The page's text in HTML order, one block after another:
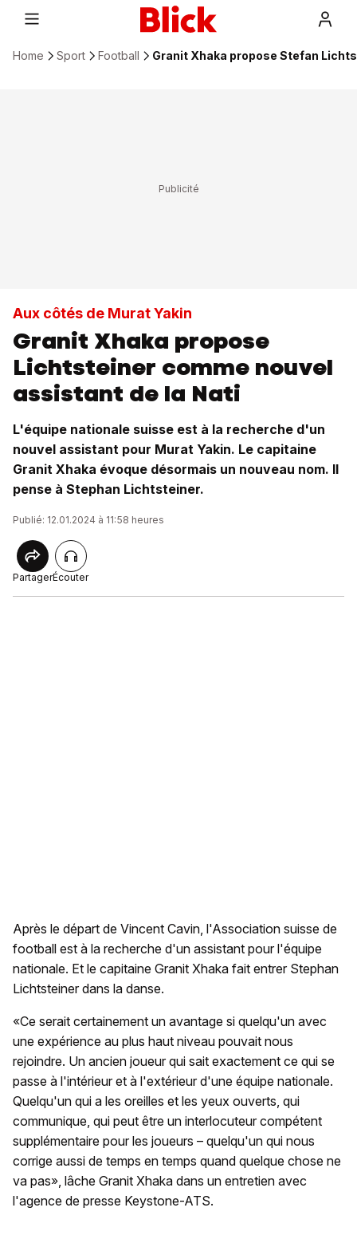
Home Sport Football Granit Xhaka propose Stefan
Aux côtés de Murat Yakin
Granit Xhaka propose
Lichtsteiner comme nouvel
assistant de la Nati
L'équipe nationale suisse est à la recherche d'un
nouvel assistant pour Murat Yakin. Le capitaine
Granit Xhaka évoque désormais un nouveau nom. Il
pense à Stephan Lichtsteiner.
Publié: 12.01.2024 à 11:58 heures
PartagerÉcouter
Après le départ de Vincent Cavin, l'Association suisse de
football est à la recherche d'un assistant pour l'équipe
nationale. Et le capitaine Granit Xhaka fait entrer Stephan
Lichtsteiner dans la danse.
«Ce serait certainement un avantage si quelqu'un avec
une expérience au plus haut niveau pouvait nous
rejoindre. Un ancien joueur qui sait exactement ce qui se
passe à l'intérieur et à l'extérieur d'une équipe nationale.
Quelqu'un qui a les oreilles et les yeux ouverts, qui
communique, qui peut être un interlocuteur compétent
supplémentaire pour les joueurs – quelqu'un qui nous
corrige aussi de temps en temps quand quelque chose ne
va pas», lâche Granit Xhaka dans un entretien avec
l'agence de presse Keystone-ATS.